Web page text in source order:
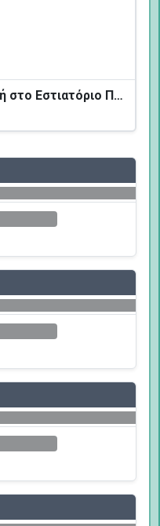
Ζωντανή Ελληνική Μουσική στο Εστιατόριο Πεύκων